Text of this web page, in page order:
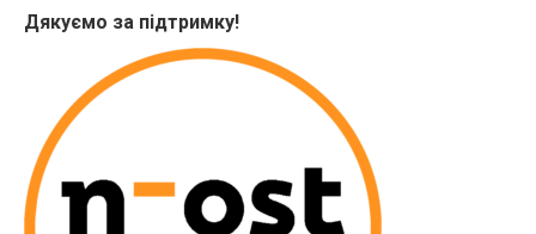
Дякуємо за підтримку!